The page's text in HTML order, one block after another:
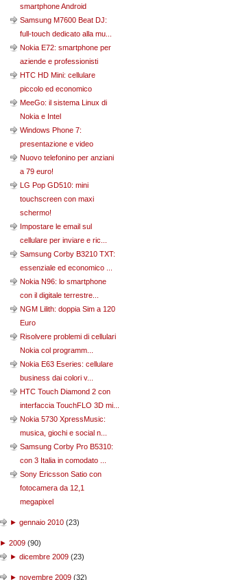
smartphone Android
Samsung M7600 Beat DJ:
full-touch dedicato alla mu...
Nokia E72: smartphone per
aziende e professionisti
HTC HD Mini: cellulare
piccolo ed economico
MeeGo: il sistema Linux di
Nokia e Intel
Windows Phone 7:
presentazione e video
Nuovo telefonino per anziani
a 79 euro!
LG Pop GD510: mini
touchscreen con maxi
schermo!
Impostare le email sul
cellulare per inviare e ric...
Samsung Corby B3210 TXT:
essenziale ed economico ...
Nokia N96: lo smartphone
con il digitale terrestre...
NGM Lilith: doppia Sim a 120
Euro
Risolvere problemi di cellulari
Nokia col programm...
Nokia E63 Eseries: cellulare
business dai colori v...
HTC Touch Diamond 2 con
interfaccia TouchFLO 3D mi...
Nokia 5730 XpressMusic:
musica, giochi e social n...
Samsung Corby Pro B5310:
con 3 Italia in comodato ...
Sony Ericsson Satio con
fotocamera da 12,1
megapixel
► gennaio 2010 (23)
► 2009 (90)
► dicembre 2009 (23)
► novembre 2009 (32)